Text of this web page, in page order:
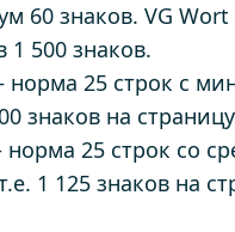
60 знаков. VG Wort
1 500 знаков.
25 строк с
знаков на
25 строк со
1 125 знаков на